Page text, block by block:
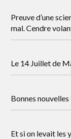
Preuve d’une
mal. Cendre
Le 14 Juillet de
Bonnes nouvelles
Et si on levait les